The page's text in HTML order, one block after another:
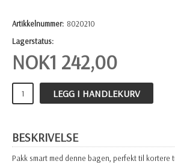
Artikkelnummer: 8020210
Lagerstatus:
NOK1 242,00
LEGG I HANDLEKURV
BESKRIVELSE
Pakk smart med denne bagen, perfekt til kortere